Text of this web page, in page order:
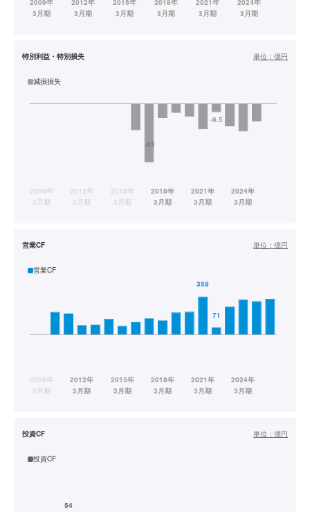
特別利益・特別損失 単位： 億円
減損損失
営業CF 単位： 億円
営業CF
投資CF 単位： 億円
投資CF